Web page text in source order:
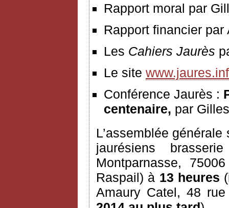
Rapport moral par
Rapport financier par
Les Cahiers Jaurès
Le site
Conférence Jaurès :
centenaire, par
L’assemblée
jaurésiens
Montparnasse,
Raspail) à 13 heures
Amaury Catel, 48